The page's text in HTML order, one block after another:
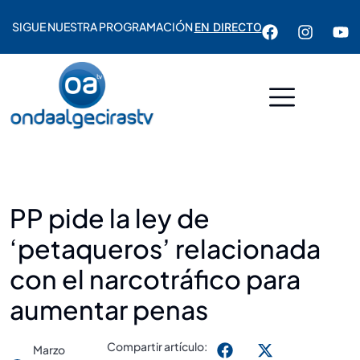
SIGUE NUESTRA PROGRAMACIÓNEN DIRECTO
PP pide la ley de
‘petaqueros’ relacionada
con el narcotráfico para
aumentar penas
Marzo
Compartir artículo: